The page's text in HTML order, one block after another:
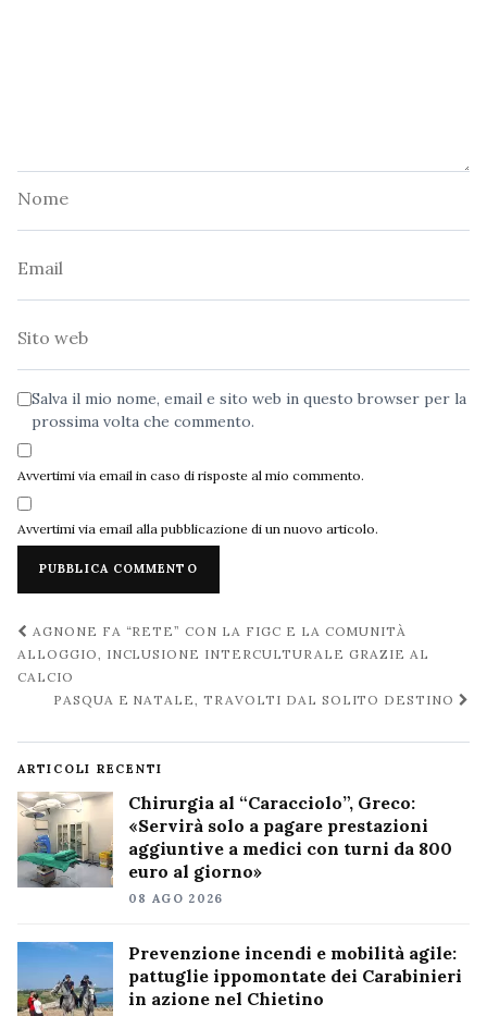
Salva il mio nome, email e sito web in questo browser per la
prossima volta che commento.
Avvertimi via email in caso di risposte al mio commento.
Avvertimi via email alla pubblicazione di un nuovo articolo.
Navigazione
post
AGNONE FA “RETE” CON LA FIGC E LA COMUNITÀ
ALLOGGIO, INCLUSIONE INTERCULTURALE GRAZIE AL
CALCIO
PASQUA E NATALE, TRAVOLTI DAL SOLITO DESTINO
ARTICOLI RECENTI
Chirurgia al “Caracciolo”, Greco:
«Servirà solo a pagare prestazioni
aggiuntive a medici con turni da 800
euro al giorno»
08 AGO 2026
Prevenzione incendi e mobilità agile:
pattuglie ippomontate dei Carabinieri
in azione nel Chietino